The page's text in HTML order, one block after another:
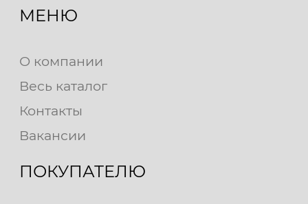
МЕНЮ
О компании
Весь каталог
Контакты
Вакансии
ПОКУПАТЕЛЮ